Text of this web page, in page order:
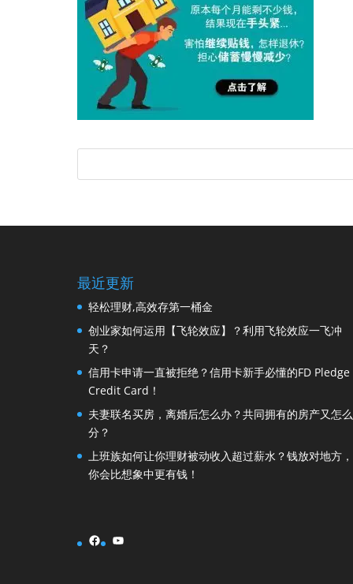
最近更新
轻松理财,高效存第一桶金
创业家如何运用【飞轮效应】？利用飞轮效应一飞冲
天？
信用卡申请一直被拒绝？信用卡新手必懂的FD Pledge
Credit Card！
夫妻联名买房，离婚后怎么办？共同拥有的房产又怎么
分？
上班族如何让你理财被动收入超过薪水？钱放对地方，
你会比想象中更有钱！
FacebookYouTube